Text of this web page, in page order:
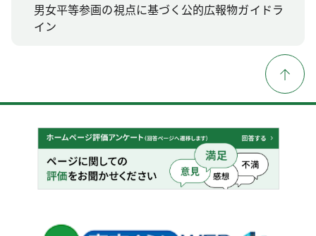
男女平等参画の視点に基づく公的広報物ガイドラ
イン